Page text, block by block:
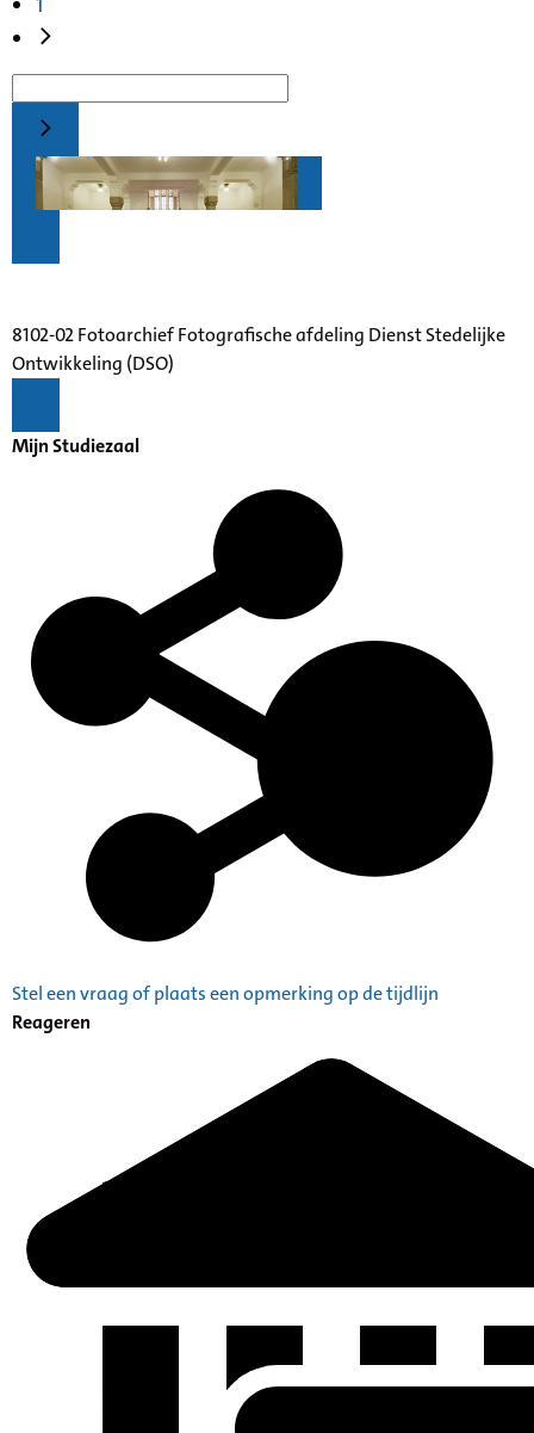
8102-02 Fotoarchief Fotografische afdeling Dienst Stedelijke
Ontwikkeling (DSO)
Mijn Studiezaal
Stel een vraag of plaats een opmerking op de tijdlijn
Reageren